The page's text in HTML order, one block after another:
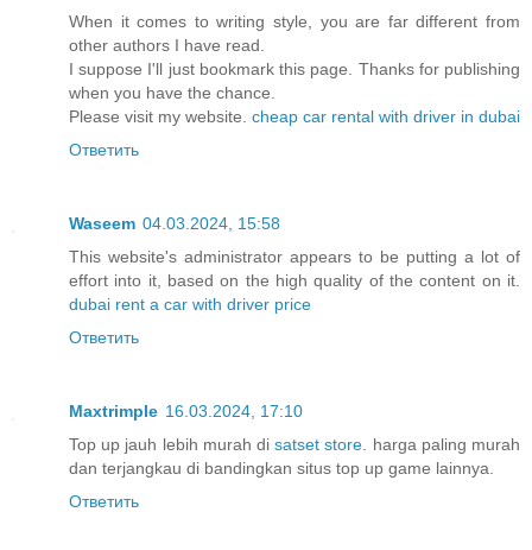
When it comes to writing style, you are far different from
other authors I have read.
I suppose I'll just bookmark this page. Thanks for publishing
when you have the chance.
Please visit my website. cheap car rental with driver in dubai
Ответить
Waseem 04.03.2024, 15:58
This website's administrator appears to be putting a lot of
effort into it, based on the high quality of the content on it.
dubai rent a car with driver price
Ответить
Maxtrimple 16.03.2024, 17:10
Top up jauh lebih murah disatset store . harga paling murah
dan terjangkau di bandingkan situs top up game lainnya.
Ответить